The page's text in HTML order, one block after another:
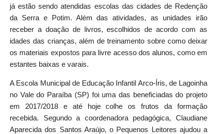
já estão sendo atendidas escolas das cidades de Redenção
da Serra e Potim. Além das atividades, as unidades irão
receber a doação de livros, escolhidos de acordo com as
idades das crianças, além de treinamento sobre como deixar
os materiais expostos para livre acesso dos alunos, como em
estantes baixas e varais.
A Escola Municipal de Educação Infantil Arco-Íris, de Lagoinha
no Vale do Paraíba (SP) foi uma das beneficiadas do projeto
em 2017/2018 e até hoje colhe os frutos da formação
recebida. Segundo a coordenadora pedagógica, Claudiane
Aparecida dos Santos Araújo, o Pequenos Leitores ajudou a